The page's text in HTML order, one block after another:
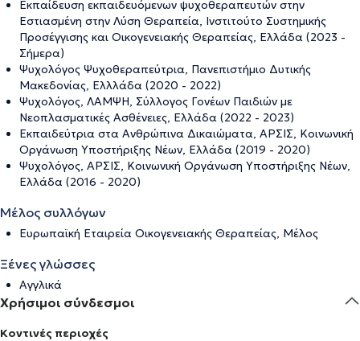
Εκπαίδευση εκπαιδευόμενων ψυχοθεραπευτών στην
Εστιασμένη στην Λύση Θεραπεία, Ινστιτούτο Συστημικής
Προσέγγισης και Οικογενειακής Θεραπείας, Ελλάδα (2023 -
Σήμερα)
Ψυχολόγος Ψυχοθεραπεύτρια, Πανεπιστήμιο Δυτικής
Μακεδονίας, Ελλλάδα (2020 - 2022)
Ψυχολόγος, ΛΑΜΨΗ, Σύλλογος Γονέων Παιδιών με
Νεοπλασματικές Ασθένειες, Ελλάδα (2022 - 2023)
Εκπαιδεύτρια στα Ανθρώπινα Δικαιώματα, ΑΡΣΙΣ, Κοινωνική
Οργάνωση Υποστήριξης Νέων, Ελλάδα (2019 - 2020)
Ψυχολόγος, ΑΡΣΙΣ, Κοινωνική Οργάνωση Υποστήριξης Νέων,
Ελλάδα (2016 - 2020)
Μέλος συλλόγων
Ευρωπαϊκή Εταιρεία Οικογενειακής Θεραπείας, Μέλος
Ξένες γλώσσες
Αγγλικά
Χρήσιμοι σύνδεσμοι
Κοντινές περιοχές